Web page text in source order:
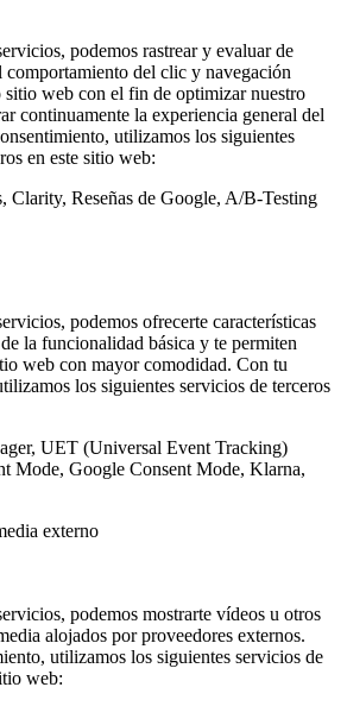
podemos rastrear y evaluar de
comportamiento del clic y navegación
sitio web con el fin de optimizar nuestro
continuamente la experiencia general del
utilizamos los siguientes
en este sitio web:
Clarity, Reseñas de Google, A/B-Testing
podemos ofrecerte características
la funcionalidad básica y te permiten
web con mayor comodidad. Con tu
los siguientes servicios de terceros
UET (Universal Event Tracking)
Mode, Google Consent Mode, Klarna,
externo
podemos mostrarte vídeos u otros
alojados por proveedores externos.
utilizamos los siguientes servicios de
web: